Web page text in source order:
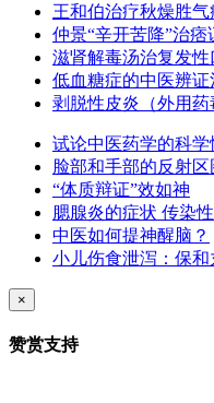
王和伯治疗秋燥胜气
仲景“辛开苦降”治痞
滋肾解毒汤治复发性
低血糖症的中医辨证
剥脱性皮炎（外用
试论中医药学的科
脸部和手部的反射区
“体质辩证”效如神
腮腺炎的症状 传染
中医如何提神醒脑？
小儿伤食泄泻：保
×
赞赏支持